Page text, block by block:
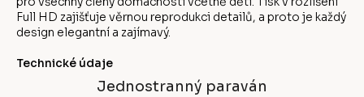
Full HD zajišťuje věrnou reprodukci detailů, a proto je každý
design elegantní a zajímavý.
Technické údaje
Jednostranný paraván